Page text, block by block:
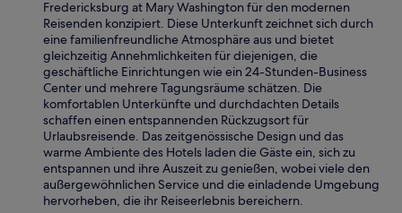
s
t
e
r
g
e
ö
f
f
n
e
t
r
d
e
m
n
e
u
Fredericksburg at Mary Washington für den modernen
Reisenden konzipiert. Diese Unterkunft zeichnet sich durch
eine familienfreundliche Atmosphäre aus und bietet
gleichzeitig Annehmlichkeiten für diejenigen, die
geschäftliche Einrichtungen wie ein 24-Stunden-Business
Center und mehrere Tagungsräume schätzen. Die
komfortablen Unterkünfte und durchdachten Details
schaffen einen entspannenden Rückzugsort für
Urlaubsreisende. Das zeitgenössische Design und das
warme Ambiente des Hotels laden die Gäste ein, sich zu
entspannen und ihre Auszeit zu genießen, wobei viele den
außergewöhnlichen Service und die einladende Umgebung
hervorheben, die ihr Reiseerlebnis bereichern.